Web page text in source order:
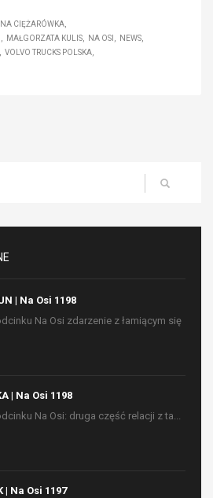
CIĘŻARÓWKA
MAŁGORZATA KULIS NA OSI
NEWS
VOLVO TRUCKS POLSKA
| Na Osi 1198
Na Osi zdarzenie z łamiącym się
| Na Osi 1198
Na Osi: druga część relacji z ta...
| Na Osi 1197